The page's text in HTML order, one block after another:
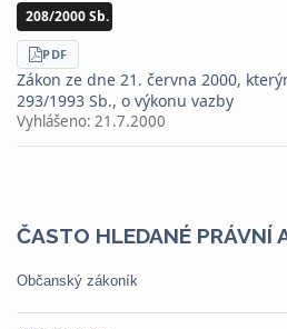
208/2000 Sb.
STÁHNOUT
PDF
Zákon ze dne 21. června 2000,
293/1993 Sb., o výkonu vazby
Vyhlášeno: 21.7.2000
ČASTO HLEDANÉ PRÁVNÍ
Občanský zákoník